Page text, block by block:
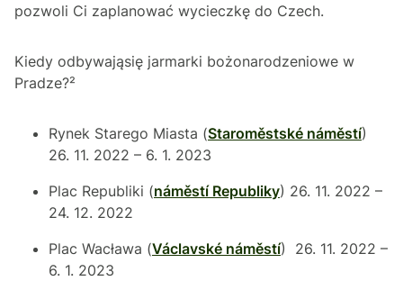
pozwoli Ci zaplanować wycieczkę do Czech.
Kiedy odbywająsię jarmarki bożonarodzeniowe w
Pradze?²
Rynek Starego Miasta (Staroměstské náměstí)
26. 11. 2022 – 6. 1. 2023
Plac Republiki (náměstí Republiky) 26. 11. 2022 –
24. 12. 2022
Plac Wacława (Václavské náměstí) 26. 11. 2022 –
6. 1. 2023